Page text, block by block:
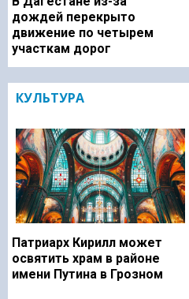
дождей перекрыто
движение по четырем
участкам дорог
КУЛЬТУРА
Патриарх Кирилл может
освятить храм в районе
имени Путина в Грозном